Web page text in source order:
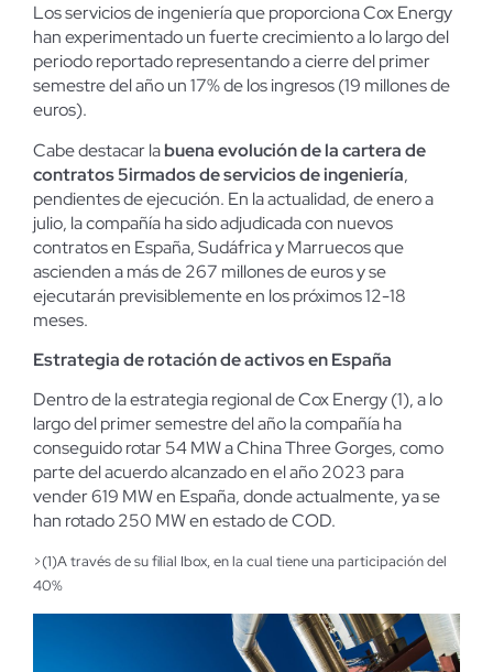
Los servicios de ingeniería que proporciona Cox Energy
han experimentado un fuerte crecimiento a lo largo del
periodo reportado representando a cierre del primer
semestre del año un 17% de los ingresos (19 millones de
euros).
Cabe destacar labuena evolución de la cartera de
contratos 5irmados de servicios de ingeniería,
pendientes de ejecución. En la actualidad, de enero a
julio, la compañía ha sido adjudicada con nuevos
contratos en España, Sudáfrica y Marruecos que
ascienden a más de 267 millones de euros y se
ejecutarán previsiblemente en los próximos 12-18
meses.
Estrategia de rotación de activos en España
Dentro de la estrategia regional de Cox Energy (1), a lo
largo del primer semestre del año la compañía ha
conseguido rotar 54 MW a China Three Gorges, como
parte del acuerdo alcanzado en el año 2023 para
vender 619 MW en España, donde actualmente, ya se
han rotado 250 MW en estado de COD.
>(1)A través de su filial Ibox, en la cual tiene una participación del
40%